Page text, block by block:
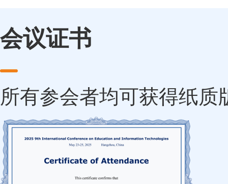
会议证书
所有参会者均可获得纸质